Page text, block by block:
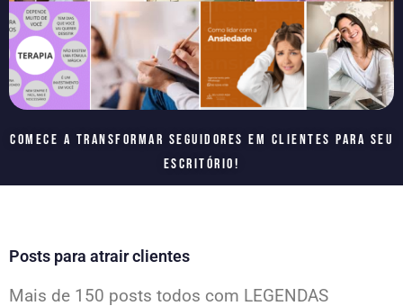
Comece a transformar seguidores em clientes para seu
escritório!
Posts para atrair clientes
Mais de 150 posts todos com LEGENDAS